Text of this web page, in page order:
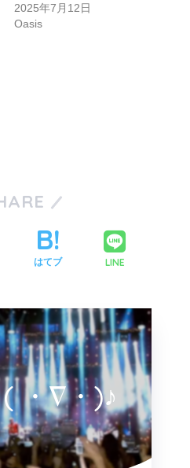
2025年7月12日
Oasis
はてブ LINE
・∇・)♪